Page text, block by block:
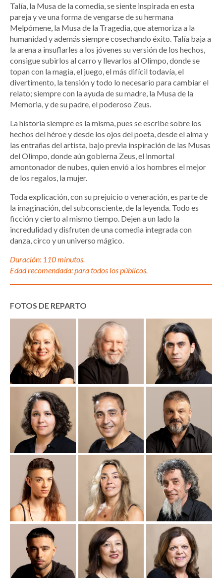
Talía, la Musa de la comedia, se siente inspirada en esta
pareja y ve una forma de vengarse de su hermana
Melpómene, la Musa de la Tragedia, que atemoriza a la
humanidad y además siempre cosechando éxito. Talía baja a
la arena a insuflarles a los jóvenes su versión de los hechos,
consigue subirlos al carro y llevarlos al Olimpo, donde se
topan con la magia, el juego, el más difícil todavía, el
divertimento, la tensión y todo lo necesario para cambiar el
relato; siempre con la ayuda de su madre, la Musa de la
Memoria, y de su padre, el poderoso Zeus.
La historia siempre es la misma, pues se escribe sobre los
hechos del héroe y desde los ojos del poeta, desde el alma y
las entrañas del artista, bajo previa inspiración de las Musas
del Olimpo, donde aún gobierna Zeus, el inmortal
amontonador de nubes, quien envió a los hombres el mejor
de los regalos, la mujer.
Toda explicación, con su prejuicio o veneración, es parte de
la imaginación, del subconsciente, de la leyenda. Todo es
ficción y cierto al mismo tiempo. Dejen a un lado la
incredulidad y disfruten de una comedia integrada con
danza, circo y un universo mágico.
Duración: 110 minutos.
Edad recomendada: para todos los públicos.
FOTOS DE REPARTO